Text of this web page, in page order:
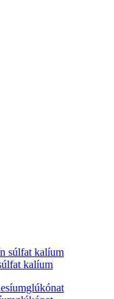
kalíum